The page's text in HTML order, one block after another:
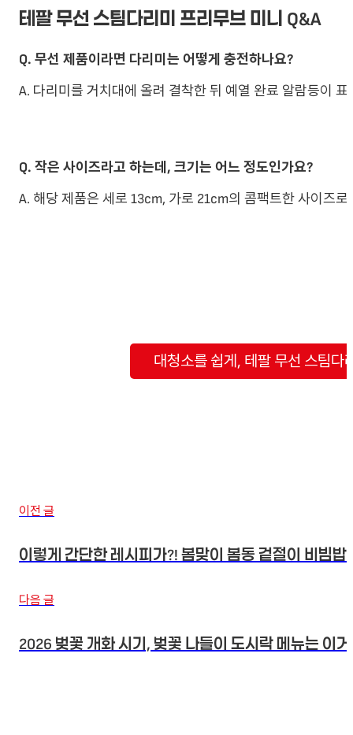
테팔 무선 스팀다리미 프리무브 미니 Q&A
Q. 무선 제품이라면 다리미는 어떻게 충전하나요?
A. 다리미를 거치대에 올려 결착한 뒤 예열 완료 알람등이
Q. 작은 사이즈라고 하는데, 크기는 어느 정도인가요?
A. 해당 제품은 세로 13cm, 가로 21cm의 콤팩트한 사이즈
대청소를 쉽게, 테팔 무선 스팀다
이전 글
이렇게 간단한 레시피가?! 봄맞이 봄동 겉절이 비빔밥
다음 글
2026 벚꽃 개화 시기, 벚꽃 나들이 도시락 메뉴는 이